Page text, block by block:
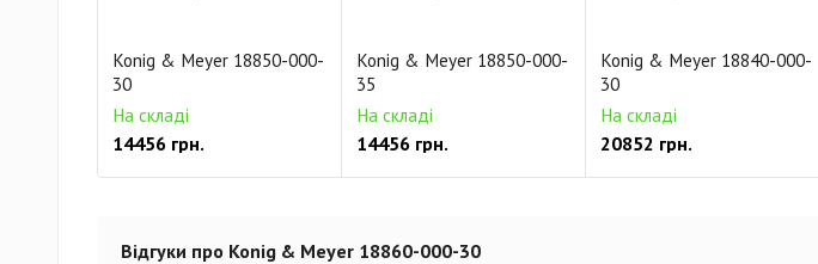
Konig & Meyer 18850-000-
30
На складі
14456 грн.
Konig & Meyer 18850-000-
35
На складі
14456 грн.
Konig & Meyer 18840-000-
30
На складі
20852 грн.
Відгуки про Konig & Meyer 18860-000-30